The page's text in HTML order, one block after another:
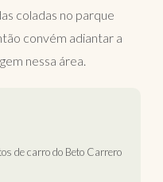
coladas no parque
convém adiantar a
nessa área.
de carro do Beto Carrero